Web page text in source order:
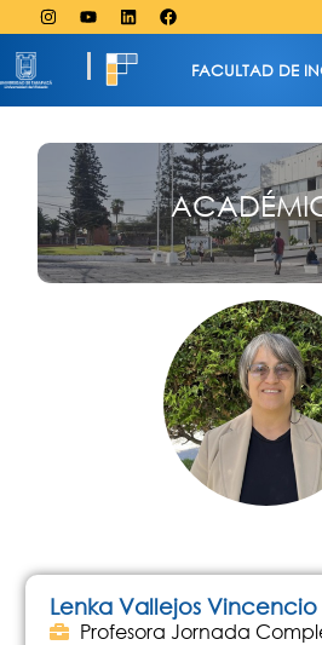
FACULTAD DE
Lenka Vallejos Vincencio
Profesora Jornada